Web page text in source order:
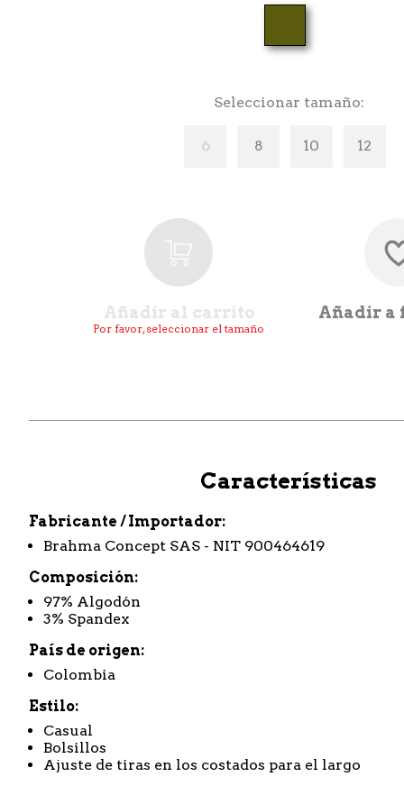
Seleccionar tamaño
6 8 10 12
Añadir al carrito
Por favor, seleccionar el tamaño
Añadir a
Características
Fabricante / Importador
Brahma Concept SAS - NIT 900464619
Composición
97% Algodón
3% Spandex
País de origen
Colombia
Estilo
Casual
Bolsillos
Ajuste de tiras en los costados para el largo